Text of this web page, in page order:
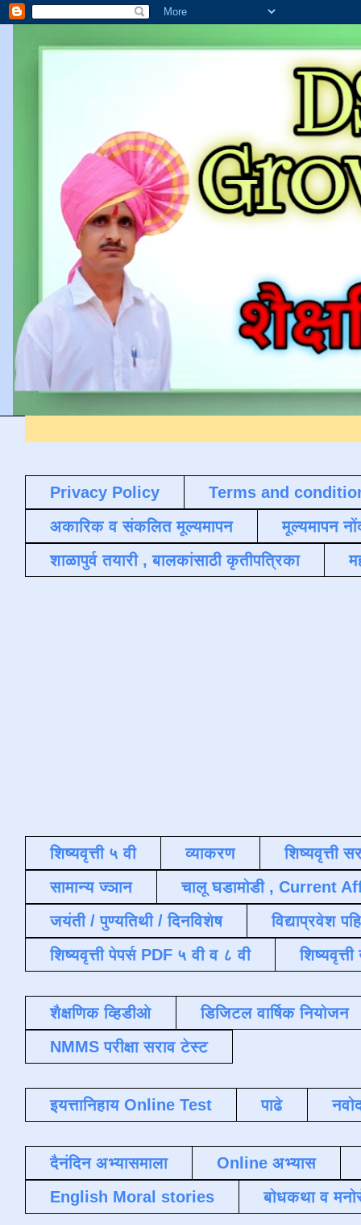
Privacy Policy
Terms and
अकारिक व संकलित मूल्यमापन
मूल्यमापन
शाळापुर्व तयारी , बालकांसाठी कृतीपत्रिका
शिष्यवृत्ती ५ वी व्याकरण
शिष्यवृत्ती
सामान्य ज्ञान
चालू घडामोडी , Current
जयंती / पुण्यतिथी / दिनविशेष
विद्याप्रवेश
शिष्यवृत्ती पेपर्स PDF ५ वी व ८ वी
शैक्षणिक व्हिडीओ
डिजिटल वार्षिक नियोजन
NMMS परीक्षा सराव टेस्ट
इयत्तानिहाय Online Test पाढे
दैनंदिन अभ्यासमाला
Online अभ्यास
English Moral stories
बोधकथा व